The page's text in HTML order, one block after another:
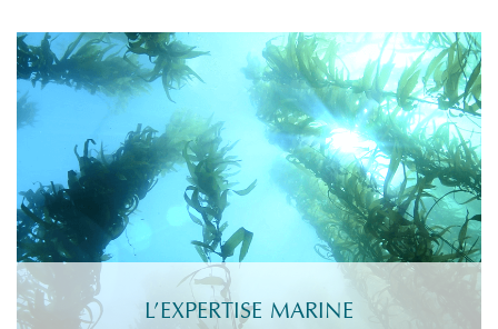
L’EXPERTISE MARINE